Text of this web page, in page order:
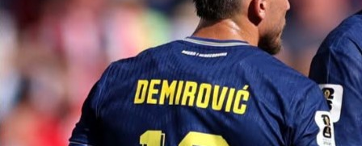
REPREZENTACIJA
13:04, 04.11.2025